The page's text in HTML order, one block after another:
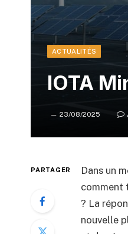
ACTUALITÉS
IOTA
23/08/2025
PARTAGER
Dans un
comment
? La
nouvelle